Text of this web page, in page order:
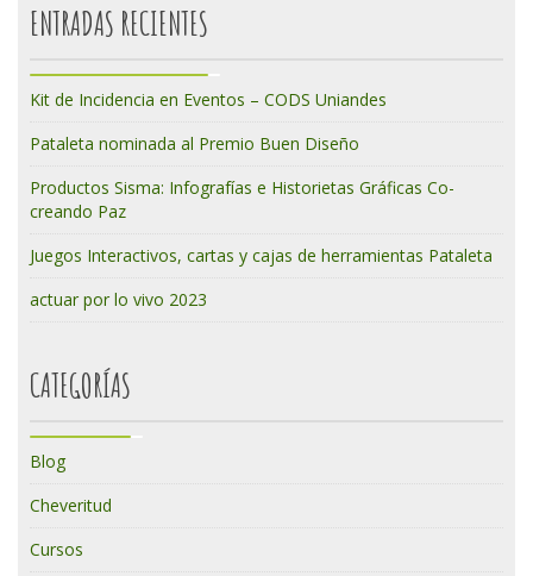
ENTRADAS RECIENTES
Kit de Incidencia en Eventos – CODS Uniandes
Pataleta nominada al Premio Buen Diseño
Productos Sisma: Infografías e Historietas Gráficas Co-
creando Paz
Juegos Interactivos, cartas y cajas de herramientas Pataleta
actuar por lo vivo 2023
CATEGORÍAS
Blog
Cheveritud
Cursos